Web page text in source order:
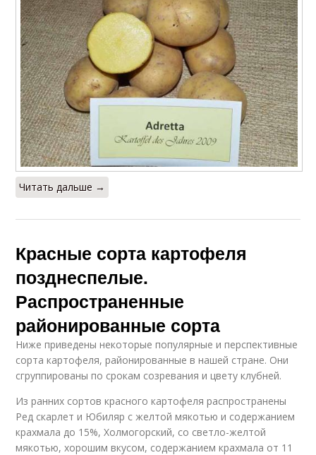
Читать дальше →
Красные сорта картофеля
позднеспелые.
Распространенные
районированные сорта
Ниже приведены некоторые популярные и перспективные
сорта картофеля, районированные в нашей стране. Они
сгруппированы по срокам созревания и цвету клубней.
Из ранних сортов красного картофеля распространены
Ред скарлет и Юбиляр с желтой мякотью и содержанием
крахмала до 15%, Холмогорский, со светло-желтой
мякотью, хорошим вкусом, содержанием крахмала от 11